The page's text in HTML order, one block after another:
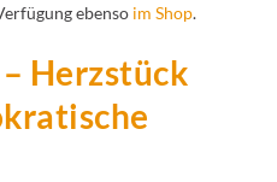
ebenso im Shop.
Herzstück